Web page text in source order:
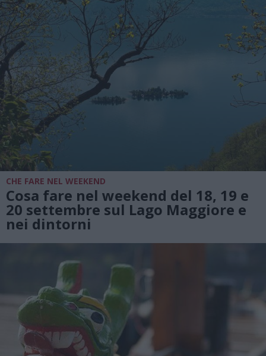
CHE FARE NEL WEEKEND
Cosa fare nel weekend del 18, 19 e
20 settembre sul Lago Maggiore e
nei dintorni